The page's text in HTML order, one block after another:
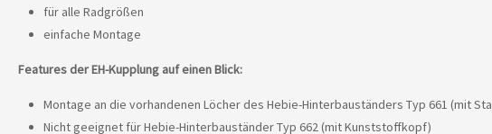
für alle Radgrößen
einfache Montage
Features der EH-Kupplung auf einen Blick:
Montage an die vorhandenen Löcher des Hebie-Hinterbauständers Typ 661 (mit
Nicht geeignet für Hebie-Hinterbauständer Typ 662 (mit Kunststoffkopf)